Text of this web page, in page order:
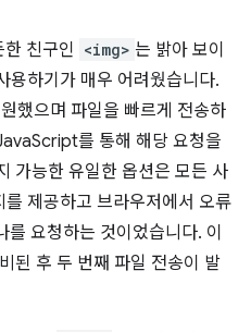
친구인 <img> 는 밝아 보이
용하기가 매우 어려웠습니다.
했으며 파일을 빠르게 전송하
를 통해 해당 요청을
가능한 유일한 옵션은 모든 사
제공하고 브라우저에서 오류
요청하는 것이었습니다. 이
된 후 두 번째 파일 전송이 발